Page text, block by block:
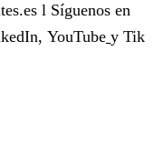
l Síguenos en
, YouTube y Tik